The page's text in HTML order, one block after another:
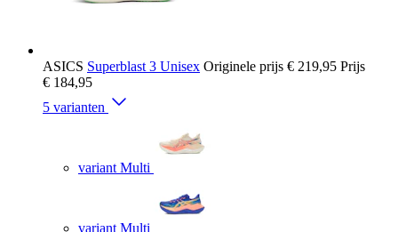
ASICS Superblast 3 Unisex Originele prijs € 219,95 Prijs
€ 184,95
5 varianten
variant Multi
variant Multi